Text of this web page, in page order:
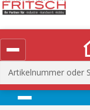
Suchen
nach:
Menü